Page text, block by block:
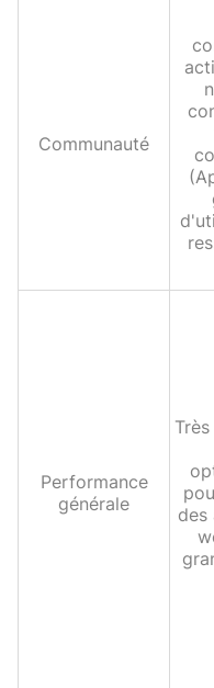
Communauté
Performance
générale
des